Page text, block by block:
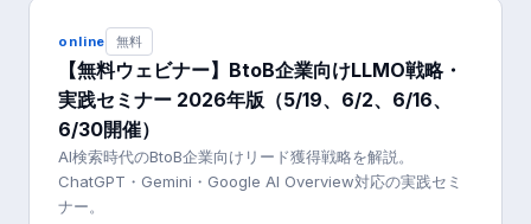
online 無料
【無料ウェビナー】BtoB企業向けLLMO戦略・
実践セミナー 2026年版（5/19、6/2、6/16、
6/30開催）
AI検索時代のBtoB企業向けリード獲得戦略を解説。
ChatGPT・Gemini・Google AI Overview対応の実践セミ
ナー。